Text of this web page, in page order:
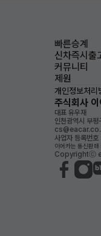
빠른승계
신차즉시출
커뮤니티
제원
개인정보처리
주식회사
대표 유우재
인천광역시 부
사업자 등록
이어카는 통신판
Copyrightⓒ